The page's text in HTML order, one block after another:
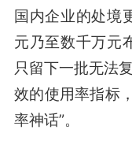
国内企业的处境
元乃至数千万元
只留下一批无法
效的使用率指标
率神话”。